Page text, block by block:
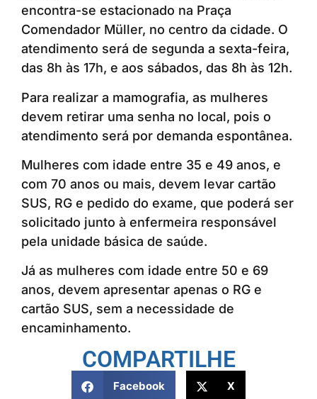
encontra-se estacionado na Praça
Comendador Müller, no centro da cidade. O
atendimento será de segunda a sexta-feira,
das 8h às 17h, e aos sábados, das 8h às 12h.
Para realizar a mamografia, as mulheres
devem retirar uma senha no local, pois o
atendimento será por demanda espontânea.
Mulheres com idade entre 35 e 49 anos, e
com 70 anos ou mais, devem levar cartão
SUS, RG e pedido do exame, que poderá ser
solicitado junto à enfermeira responsável
pela unidade básica de saúde.
Já as mulheres com idade entre 50 e 69
anos, devem apresentar apenas o RG e
cartão SUS, sem a necessidade de
encaminhamento.
COMPARTILHE
Facebook X